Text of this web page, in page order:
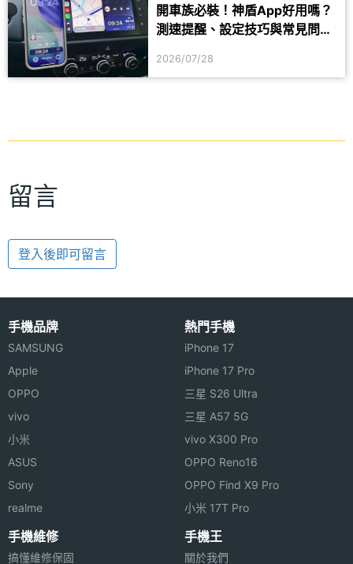
開車族必裝！神盾App好用嗎？
測速提醒、設定技巧與常見問題
2026/07/28
留言
登入後即可留言
手機品牌
SAMSUNG
Apple
OPPO
vivo
小米
ASUS
Sony
realme
熱門手機
iPhone 17
iPhone 17 Pro
三星 S26 Ultra
三星 A57 5G
vivo X300 Pro
OPPO Reno16
OPPO Find X9 Pro
小米 17T Pro
手機維修
搞懂維修保固
手機王
關於我們